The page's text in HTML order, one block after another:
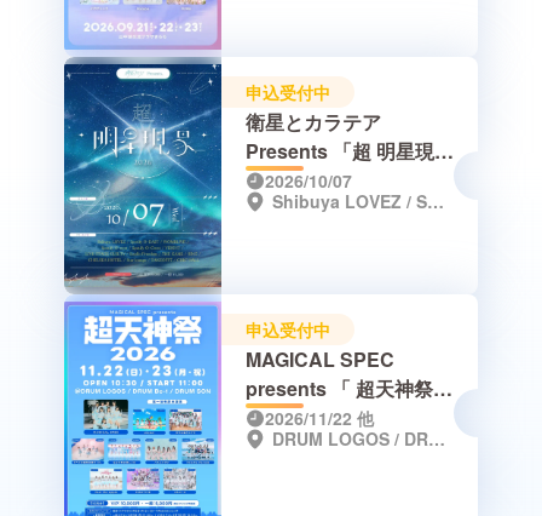
申込受付中
衛星とカラテア
Presents 「超 明星現象
2026」
2026/10/07
Shibuya LOVEZ / Spotify O-EAST / WOMBLIVE / Spotify O-nest / Spotify O-Crest / VIDENT / LIVE STAGE GUILTY / Studio Freedom / THE GAME / RING / CHELSEA HOTEL / Star lounge / TAKEOFF7 / CHIC HALL
申込受付中
MAGICAL SPEC
presents 「 超天神祭
2026」
2026/11/22 他
DRUM LOGOS / DRUM Be-1 / DRUM SON ※3会場連動サーキット